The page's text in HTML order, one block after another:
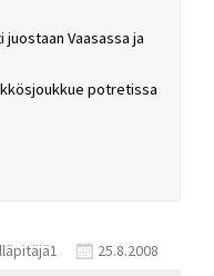
Vaasassa ja
potretissa
25.8.2008